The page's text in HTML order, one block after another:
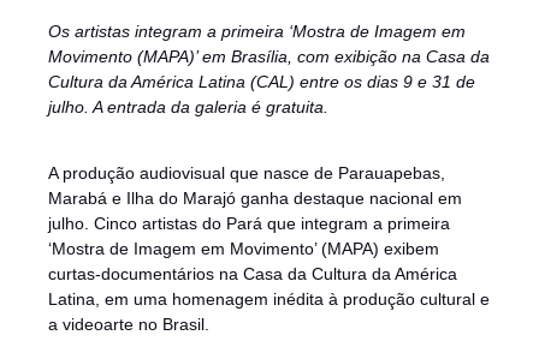
Os artistas integram a primeira ‘Mostra de Imagem em
Movimento (MAPA)’ em Brasília, com exibição na Casa da
Cultura da América Latina (CAL) entre os dias 9 e 31 de
julho. A entrada da galeria é gratuita.
A produção audiovisual que nasce de Parauapebas,
Marabá e Ilha do Marajó ganha destaque nacional em
julho. Cinco artistas do Pará que integram a primeira
‘Mostra de Imagem em Movimento’ (MAPA) exibem
curtas-documentários na Casa da Cultura da América
Latina, em uma homenagem inédita à produção cultural e
a videoarte no Brasil.